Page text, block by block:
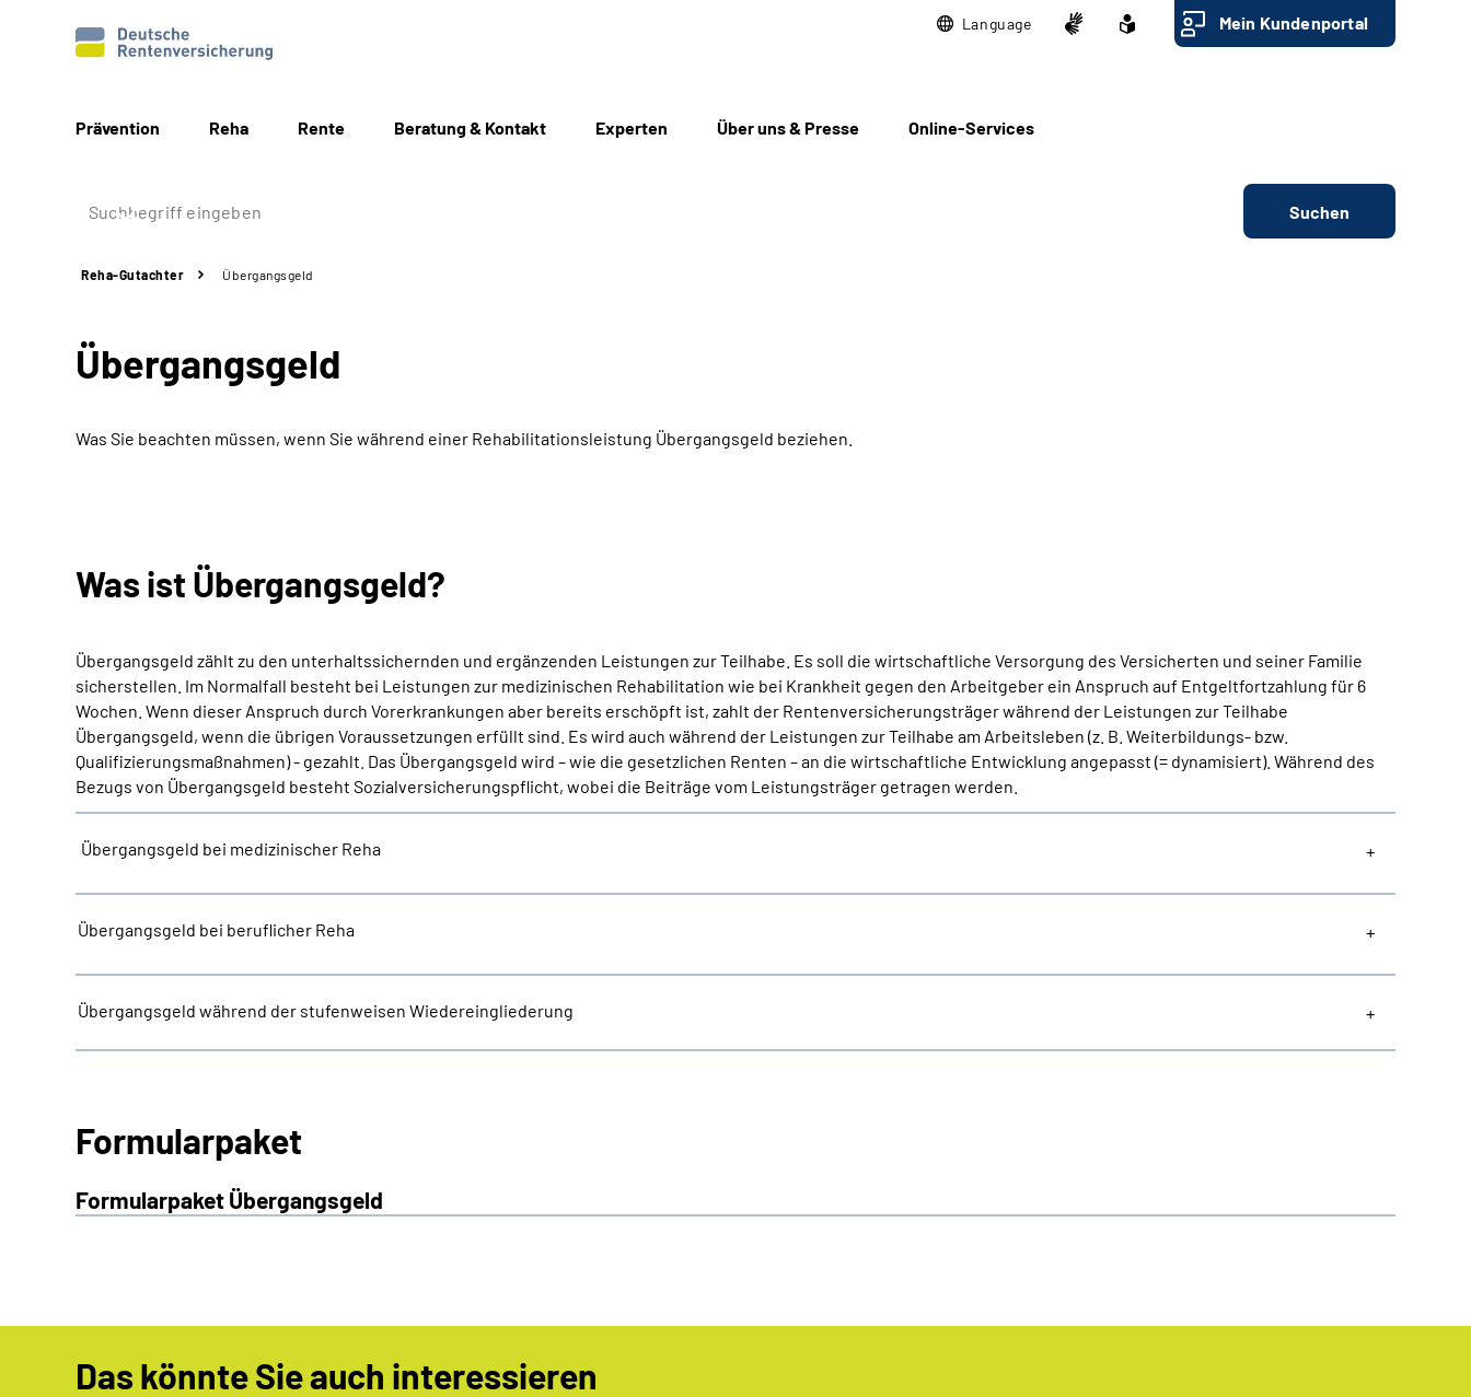
Language Mein Kundenportal
Prävention Reha Rente Beratung & Kontakt Experten Über uns & Presse Online-Services
Suchen
Reha-Gutachter Übergangsgeld
Übergangsgeld
Was Sie beachten müssen, wenn Sie während einer Rehabilitationsleistung Übergangsgeld beziehen.
Was ist Übergangsgeld?
Übergangsgeld zählt zu den unterhaltssichernden und ergänzenden Leistungen zur Teilhabe. Es soll die wirtschaftliche Versorgung des Versicherten und seiner Familie
sicherstellen. Im Normalfall besteht bei Leistungen zur medizinischen Rehabilitation wie bei Krankheit gegen den Arbeitgeber ein Anspruch auf Entgeltfortzahlung für 6
Wochen. Wenn dieser Anspruch durch Vorerkrankungen aber bereits erschöpft ist, zahlt der Rentenversicherungsträger während der Leistungen zur Teilhabe
Übergangsgeld, wenn die übrigen Voraussetzungen erfüllt sind. Es wird auch während der Leistungen zur Teilhabe am Arbeitsleben (z. B. Weiterbildungs- bzw.
Qualifizierungsmaßnahmen) - gezahlt. Das Übergangsgeld wird – wie die gesetzlichen Renten – an die wirtschaftliche Entwicklung angepasst (= dynamisiert). Während des
Bezugs von Übergangsgeld besteht Sozialversicherungspflicht, wobei die Beiträge vom Leistungsträger getragen werden.
Übergangsgeld bei medizinischer Reha
Übergangsgeld bei beruflicher Reha
Übergangsgeld während der stufenweisen Wiedereingliederung
Formularpaket
Formularpaket Übergangsgeld
Das könnte Sie auch interessieren